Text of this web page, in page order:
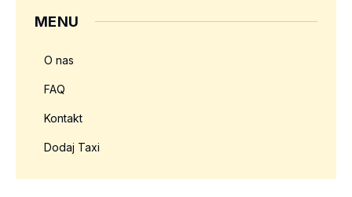
MENU
O nas
FAQ
Kontakt
Dodaj Taxi